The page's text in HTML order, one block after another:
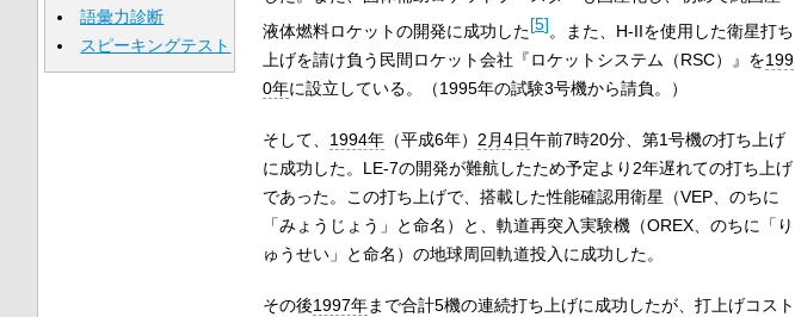
液体燃料ロケットの開発に成功した[5]。また、H-IIを使用した衛星打ち
上げを請け負う民間ロケット会社『ロケットシステム（RSC）』を199
0年に設立している。（1995年の試験3号機から請負。）
そして、 1994年（平成6年） 2月4日午前7時20分、第1号機の打ち上げ
に成功した。LE-7の開発が難航したため予定より2年遅れての打ち上げ
であった。この打ち上げで、搭載した性能確認用衛星（VEP、のちに
「みょうじょう」と命名）と、軌道再突入実験機（OREX、のちに「り
ゅうせい」と命名）の地球周回軌道投入に成功した。
その後1997年まで合計5機の連続打ち上げに成功したが、打上げコスト
語彙力診断
スピーキングテスト